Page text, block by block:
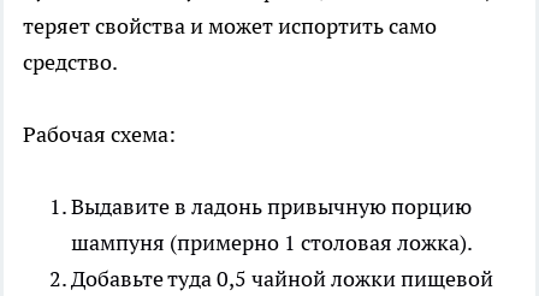
теряет свойства и может испортить само
средство.
Рабочая схема:
Выдавите в ладонь привычную порцию
шампуня (примерно 1 столовая ложка).
Добавьте туда 0,5 чайной ложки пищевой